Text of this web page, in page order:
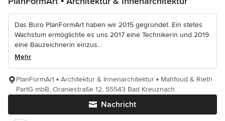
Das Büro PlanFormArt haben wir 2015 gegründet. Ein stetes
Wachstum ermöglichte es uns 2017 eine Technikerin und 2019
eine Bauzeichnerin einzus...
Mehr
Nachricht
PlanFormArt ▪ Architektur & Innenarchitektur ▪ Mahfoud & Rieth
PartG mbB, Oraniestraße 12, 55543 Bad Kreuznach